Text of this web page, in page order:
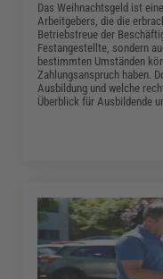
Das Weihnachtsgeld ist
Arbeitgebers, die die
Betriebstreue der
Festangestellte, sondern
bestimmten Umständen
Zahlungsanspruch haben.
Ausbildung und welche
Überblick für Ausbildende